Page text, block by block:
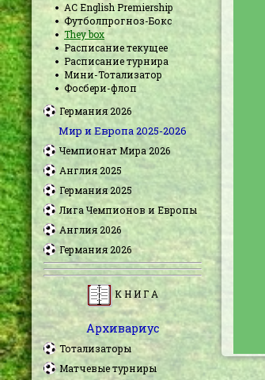
АС English Premiership
Футболпрогноз-Бокс
They box
Расписание текущее
Расписание турнира
Мини-Тотализатор
Фосбери-флоп
Германия 2026
Мир и Европа 2025-2026
Чемпионат Мира 2026
Англия 2025
Германия 2025
Лига Чемпионов и Европы
Англия 2026
Германия 2026
К Н И Г А
Архивариус
Тотализаторы
Матчевые турниры